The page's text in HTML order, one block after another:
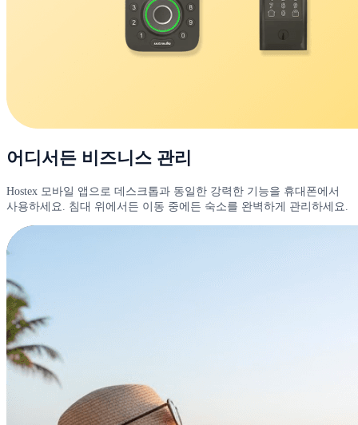
어디서든 비즈니스 관리
Hostex 모바일 앱으로 데스크톱과 동일한 강력한 기능을 휴대폰에서
사용하세요. 침대 위에서든 이동 중에든 숙소를 완벽하게 관리하세요.